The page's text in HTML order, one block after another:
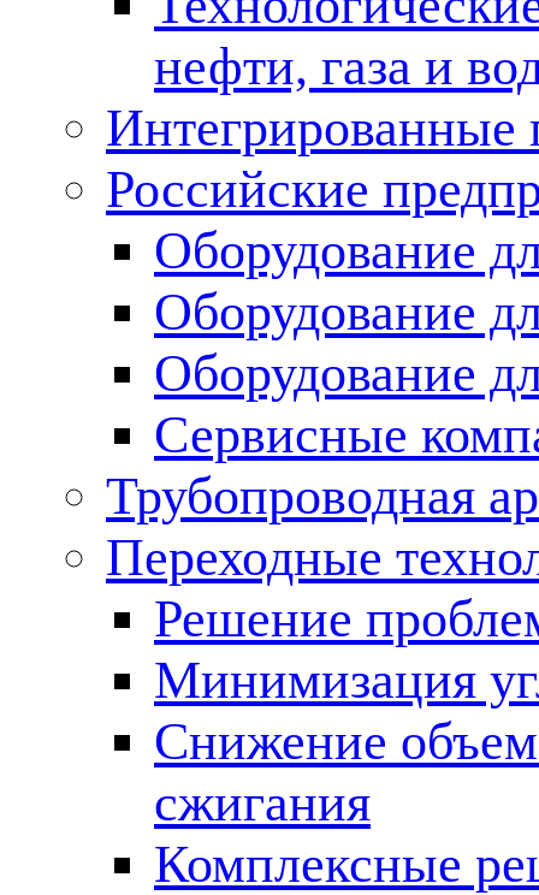
нефти, газа и
Российские
Оборудование
Оборудование
Оборудование
Сервисные
Трубопроводная
Переходные
Решение
Минимизация
Снижение
сжигания
Комплексные